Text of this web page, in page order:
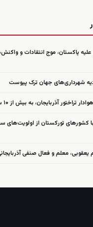
پاکستان، موج انتقادات و
شهرداری‌های جهان ترک پیوست
آذربایجان، به بیش از ۱۰ سال حبس محکوم شد
کشورهای تورکستان از اولویت‌های
یعقوبی، معلم و فعال صنفی